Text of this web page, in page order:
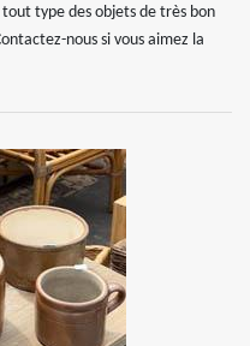
type des objets de très bon
nous si vous aimez la